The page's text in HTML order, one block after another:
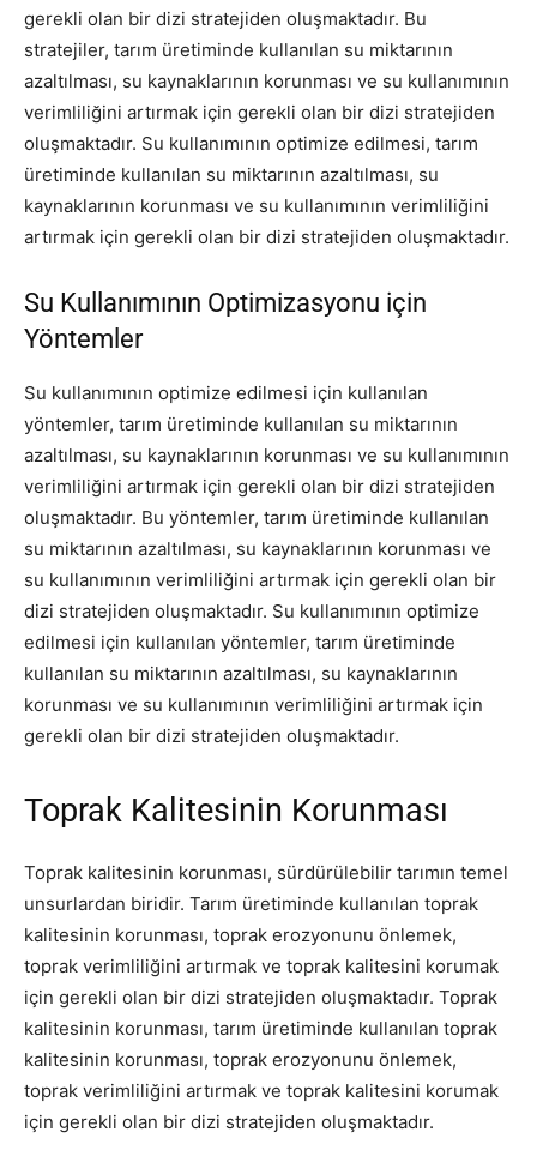
gerekli olan bir dizi stratejiden oluşmaktadır. Bu
stratejiler, tarım üretiminde kullanılan su miktarının
azaltılması, su kaynaklarının korunması ve su kullanımının
verimliliğini artırmak için gerekli olan bir dizi stratejiden
oluşmaktadır. Su kullanımının optimize edilmesi, tarım
üretiminde kullanılan su miktarının azaltılması, su
kaynaklarının korunması ve su kullanımının verimliliğini
artırmak için gerekli olan bir dizi stratejiden oluşmaktadır.
Su Kullanımının Optimizasyonu için
Yöntemler
Su kullanımının optimize edilmesi için kullanılan
yöntemler, tarım üretiminde kullanılan su miktarının
azaltılması, su kaynaklarının korunması ve su kullanımının
verimliliğini artırmak için gerekli olan bir dizi stratejiden
oluşmaktadır. Bu yöntemler, tarım üretiminde kullanılan
su miktarının azaltılması, su kaynaklarının korunması ve
su kullanımının verimliliğini artırmak için gerekli olan bir
dizi stratejiden oluşmaktadır. Su kullanımının optimize
edilmesi için kullanılan yöntemler, tarım üretiminde
kullanılan su miktarının azaltılması, su kaynaklarının
korunması ve su kullanımının verimliliğini artırmak için
gerekli olan bir dizi stratejiden oluşmaktadır.
Toprak Kalitesinin Korunması
Toprak kalitesinin korunması, sürdürülebilir tarımın temel
unsurlardan biridir. Tarım üretiminde kullanılan toprak
kalitesinin korunması, toprak erozyonunu önlemek,
toprak verimliliğini artırmak ve toprak kalitesini korumak
için gerekli olan bir dizi stratejiden oluşmaktadır. Toprak
kalitesinin korunması, tarım üretiminde kullanılan toprak
kalitesinin korunması, toprak erozyonunu önlemek,
toprak verimliliğini artırmak ve toprak kalitesini korumak
için gerekli olan bir dizi stratejiden oluşmaktadır.